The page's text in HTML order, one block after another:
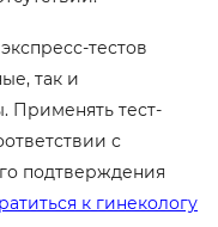
тестов
так и
Применять тест-
с
подтверждения
к гинекологу